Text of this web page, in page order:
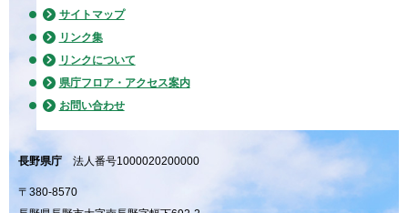
サイトマップ
リンク集
リンクについて
県庁フロア・アクセス案内
お問い合わせ
長野県庁 法人番号1000020200000
〒380-8570